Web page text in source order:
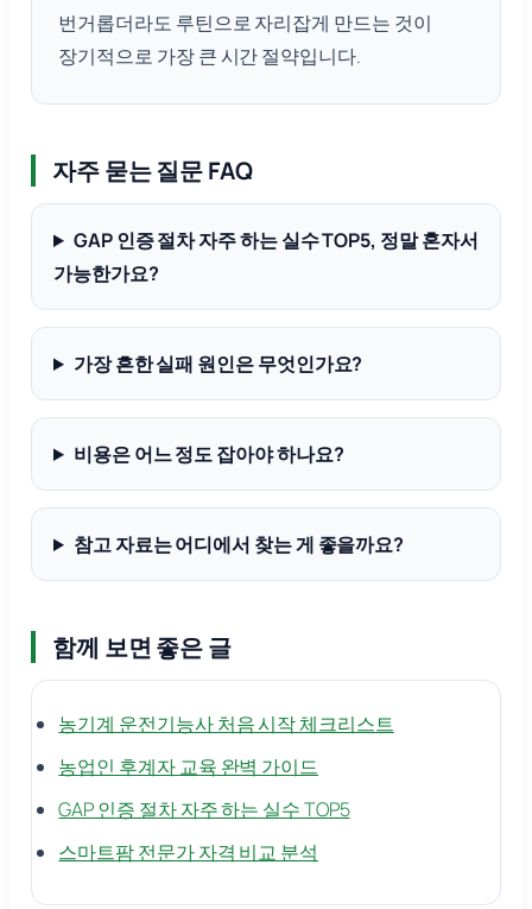
번거롭더라도 루틴으로 자리잡게 만드는 것이
장기적으로 가장 큰 시간 절약입니다.
자주 묻는 질문 FAQ
GAP 인증 절차 자주 하는 실수 TOP5, 정말 혼자서
가능한가요?
가장 흔한 실패 원인은 무엇인가요?
비용은 어느 정도 잡아야 하나요?
참고 자료는 어디에서 찾는 게 좋을까요?
함께 보면 좋은 글
농기계 운전기능사 처음 시작 체크리스트
농업인 후계자 교육 완벽 가이드
GAP 인증 절차 자주 하는 실수 TOP5
스마트팜 전문가 자격 비교 분석